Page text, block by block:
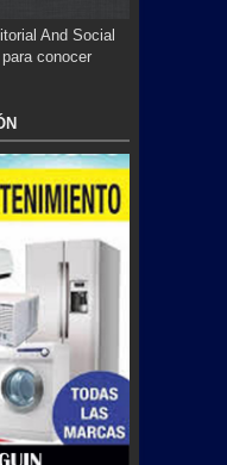
And Social
conocer